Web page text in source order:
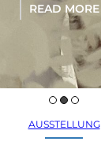
READ MORE
AUSSTELLUNG